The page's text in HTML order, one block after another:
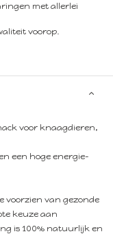
met allerlei
voorop.
voor knaagdieren,
een hoge energie-
voorzien van gezonde
keuze aan
is 100% natuurlijk en